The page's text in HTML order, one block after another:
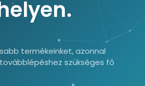
könyvvizsgálathoz, üzleti
termékeinket, azonnal
szükséges fő